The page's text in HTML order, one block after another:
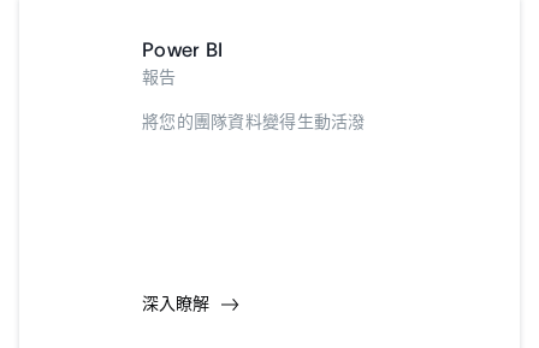
Power BI
報告
將您的團隊資料變得生動活潑
深入瞭解